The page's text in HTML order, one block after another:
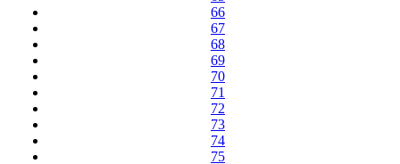
66
67
68
69
70
71
72
73
74
75